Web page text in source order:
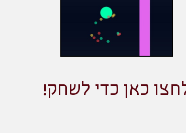
כאן כדי לשחק!